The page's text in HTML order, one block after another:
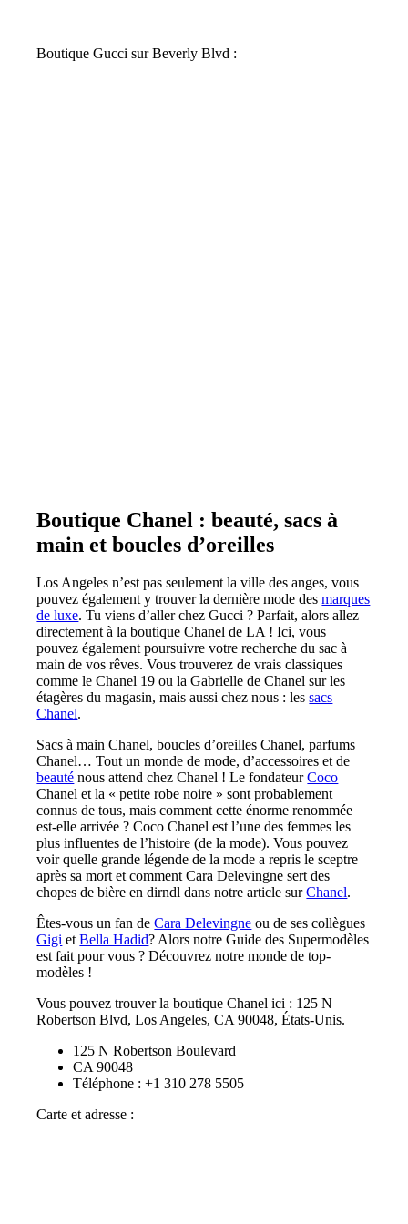
Boutique Gucci sur Beverly Blvd :
Boutique Chanel : beauté, sacs à
main et boucles d’oreilles
Los Angeles n’est pas seulement la ville des anges, vous
pouvez également y trouver la dernière mode desmarques
de luxe. Tu viens d’aller chez Gucci ? Parfait, alors allez
directement à la boutique Chanel de LA ! Ici, vous
pouvez également poursuivre votre recherche du sac à
main de vos rêves. Vous trouverez de vrais classiques
comme le Chanel 19 ou la Gabrielle de Chanel sur les
étagères du magasin, mais aussi chez nous : lessacs
Chanel.
Sacs à main Chanel, boucles d’oreilles Chanel, parfums
Chanel… Tout un monde de mode, d’accessoires et de
beauté nous attend chez Chanel ! Le fondateurCoco
Chanel et la « petite robe noire » sont probablement
connus de tous, mais comment cette énorme renommée
est-elle arrivée ? Coco Chanel est l’une des femmes les
plus influentes de l’histoire (de la mode). Vous pouvez
voir quelle grande légende de la mode a repris le sceptre
après sa mort et comment Cara Delevingne sert des
chopes de bière en dirndl dans notre article surChanel.
Êtes-vous un fan deCara Delevingne ou de ses collègues
Gigi etBella Hadid? Alors notre Guide des Supermodèles
est fait pour vous ? Découvrez notre monde de top-
modèles !
Vous pouvez trouver la boutique Chanel ici : 125 N
Robertson Blvd, Los Angeles, CA 90048, États-Unis.
125 N Robertson Boulevard
CA 90048
Téléphone : +1 310 278 5505
Carte et adresse :